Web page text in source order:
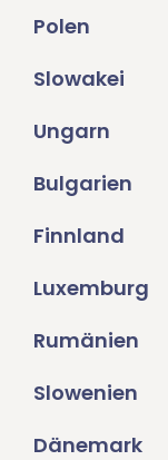
Polen
Slowakei
Ungarn
Bulgarien
Finnland
Luxemburg
Rumänien
Slowenien
Dänemark